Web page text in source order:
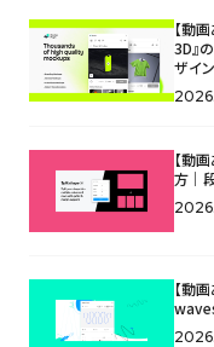
【動
3D』
ザイ
【動
方｜
【動